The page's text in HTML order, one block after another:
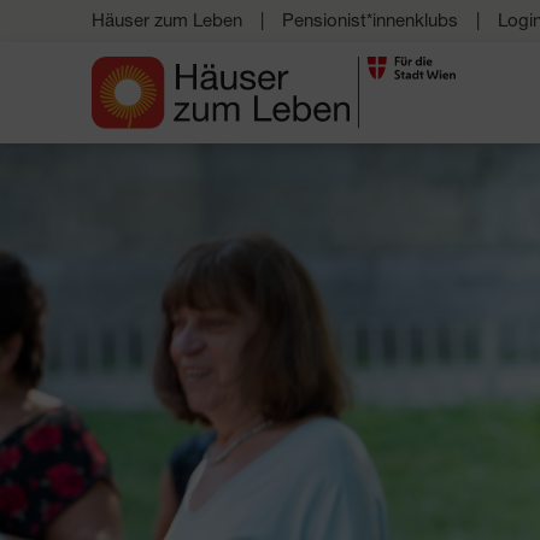
Häuser zum Leben Pensionist*innenklubs